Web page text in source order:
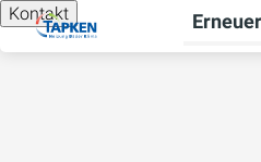
Kontakt